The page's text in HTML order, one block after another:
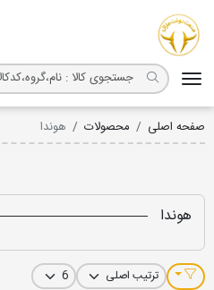
صفحه اصلی محصولات هوندا
هوندا